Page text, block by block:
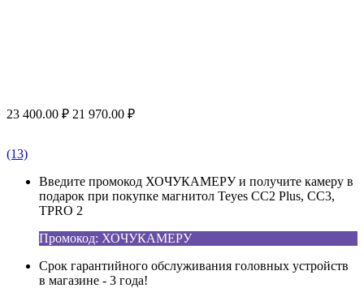
23 400.00 ₽ 21 970.00 ₽
(13)
Введите промокод ХОЧУКАМЕРУ и получите камеру в
подарок при покупке магнитол Teyes CC2 Plus, CC3,
TPRO 2
Промокод: ХОЧУКАМЕРУ
Срок гарантийного обслуживания головных устройств
в магазине - 3 года!